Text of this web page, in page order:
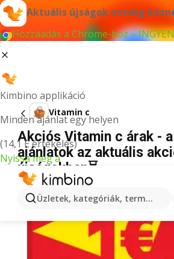
Aktuális újságok mindig
Hozzáadás a Chrome-hoz –
Kimbino applikáció
Minden ajánlat egy helyen
(14,1 E értékelés)
Nyissa meg a
Üzletek, kategóriák, termékek
Vitamin c
Akciós Vitamin c árak -
ajánlatok az aktuális
újságokban⏳